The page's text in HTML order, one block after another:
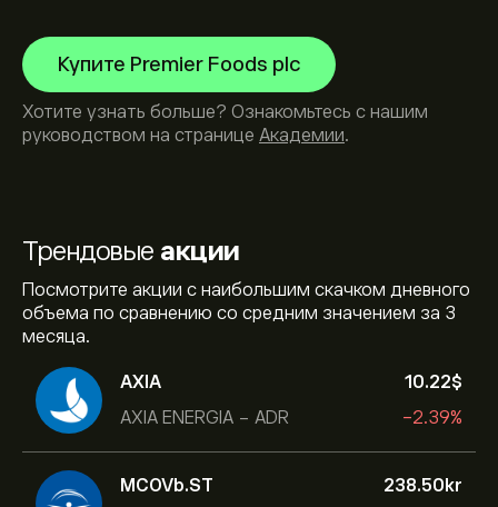
Трендовые акции
Посмотрите акции с наибольшим скачком дневного
объема по сравнению со средним значением за 3
месяца.
AXIA
AXIA ENERGIA - ADR
10.22‎$‎
-2.39%
MCOVb.ST
238.50‎kr‎
Купите Premier Foods plc
Хотите узнать больше? Ознакомьтесь с нашим
руководством на странице Академии.